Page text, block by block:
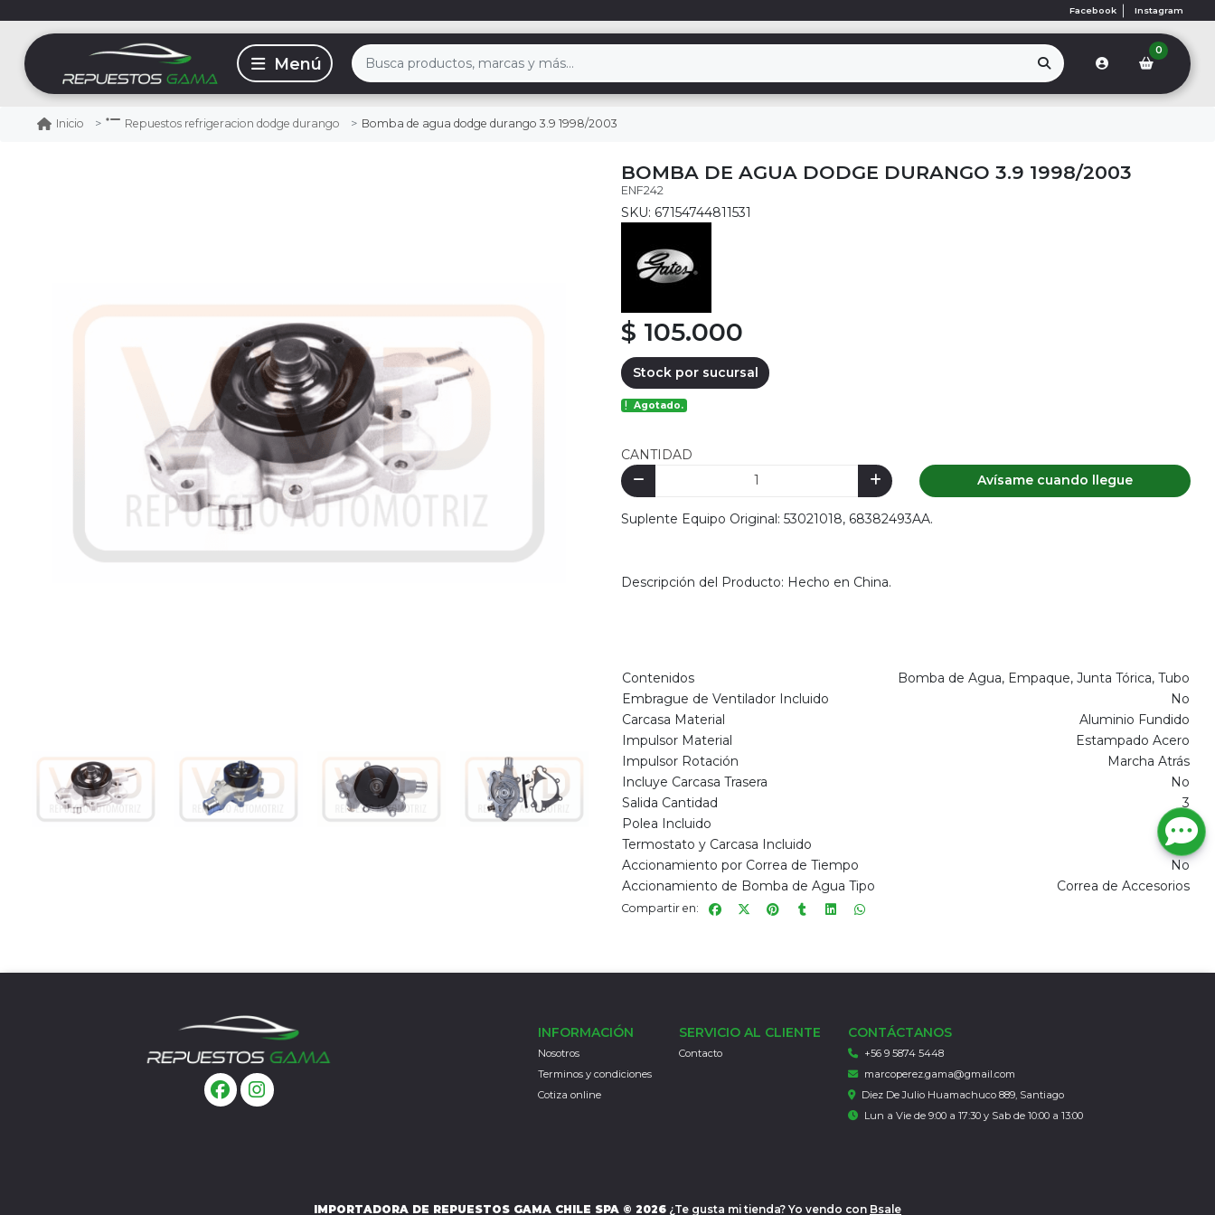
Facebook Instagram
0
Inicio Repuestos refrigeracion dodge durango Bomba de agua dodge durango 3.9 1998/2003
BOMBA DE AGUA DODGE DURANGO 3.9 1998/2003
ENF242
SKU: 67154744811531
$ 105.000
Stock por sucursal
Agotado.
CANTIDAD
Avísame cuando llegue
Suplente Equipo Original: 53021018, 68382493AA.
Descripción del Producto: Hecho en China.
Contenidos
Bomba de Agua, Empaque, Junta Tórica, Tubo
Embrague de Ventilador Incluido
No
Carcasa Material
Aluminio Fundido
Impulsor Material
Estampado Acero
Impulsor Rotación
Marcha Atrás
Incluye Carcasa Trasera
No
Salida Cantidad
3
Polea Incluido
Sí
Termostato y Carcasa Incluido
No
Accionamiento por Correa de Tiempo
No
Accionamiento de Bomba de Agua Tipo
Correa de Accesorios
Compartir en:
INFORMACIÓN
Nosotros
Terminos y condiciones
Cotiza online
SERVICIO AL CLIENTE
Contacto
CONTÁCTANOS
+56 9 5874 5448
marcoperez.gama@gmail.com
Diez De Julio Huamachuco 889, Santiago
Lun a Vie de 9:00 a 17:30 y Sab de 10:00 a 13:00
IMPORTADORA DE REPUESTOS GAMA CHILE SPA © 2026 ¿Te gusta mi tienda? Yo vendo con Bsale